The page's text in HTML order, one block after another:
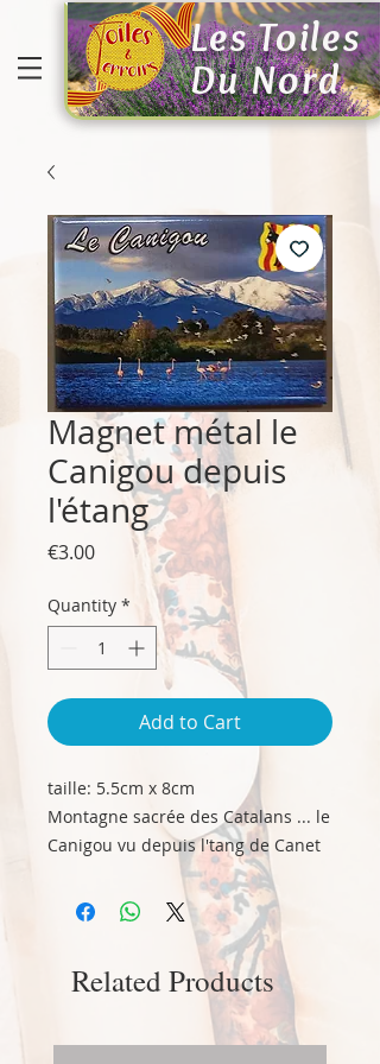
Les Toiles
Du Nord
Magnet métal le
Canigou depuis
l'étang
€3.00Price
Quantity *
Add to Cart
taille: 5.5cm x 8cm
Montagne sacrée des Catalans ... le
Canigou vu depuis l'tang de Canet
en Roussillon avec ses flamands
roses.
Related Products